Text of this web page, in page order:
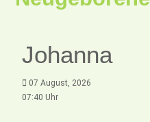
Johanna
07 August, 2026
07:40 Uhr